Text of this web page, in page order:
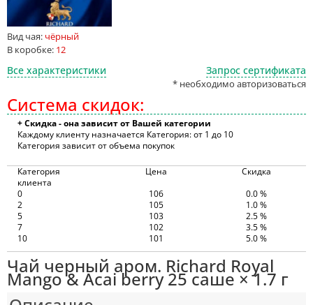
Вид чая: чёрный
В коробке: 12
Все характеристики Запрос сертификата
* необходимо авторизоваться
Система скидок:
+ Скидка - она зависит от Вашей категории
Каждому клиенту назначается Категория: от 1 до 10
Категория зависит от объема покупок
Категория
клиента
Цена
Скидка
0
106
0.0 %
2
105
1.0 %
5
103
2.5 %
7
102
3.5 %
10
101 5.0 %
Чай черный аром. Richard Royal
Mango & Acai berry 25 саше × 1.7 г